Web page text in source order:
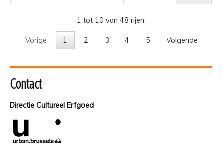
1 tot 10 van 48 rijen.
Vorige 1 2 3 4 5 Volgende
Contact
Directie Cultureel Erfgoed